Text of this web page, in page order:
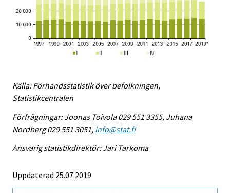
Källa: Förhandsstatistik över befolkningen,
Statistikcentralen
Förfrågningar: Joonas Toivola 029 551 3355, Juhana
Nordberg 029 551 3051, info@stat.fi
Ansvarig statistikdirektör: Jari Tarkoma
Uppdaterad 25.07.2019